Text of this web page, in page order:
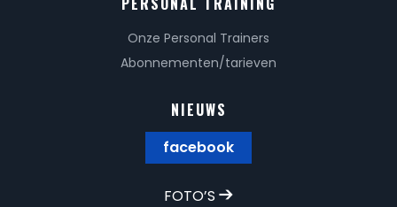
Onze Personal Trainers
Abonnementen/tarieven
NIEUWS
facebook
FOTO’S